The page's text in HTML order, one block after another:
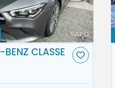
BENZ CLASSE